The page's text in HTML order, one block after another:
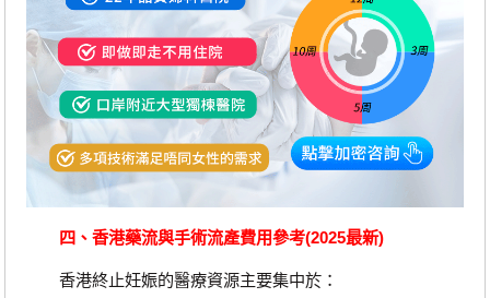
四、香港藥流與手術流產費用參考(2025最新)
香港終止妊娠的醫療資源主要集中於：